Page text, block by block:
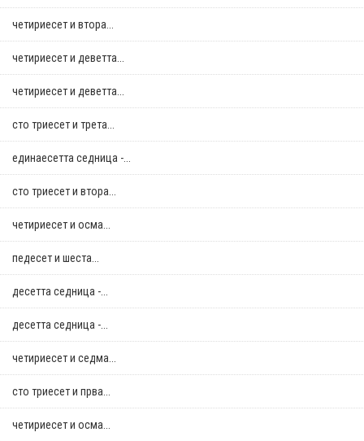
четириесет и втора...
четириесет и деветта...
четириесет и деветта...
сто триесет и трета...
единаесетта седница -...
сто триесет и втора...
четириесет и осма...
педесет и шеста...
десетта седница -...
десетта седница -...
четириесет и седма...
сто триесет и прва...
четириесет и осма...